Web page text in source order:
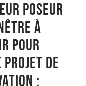
poseur
à
pour
de
: